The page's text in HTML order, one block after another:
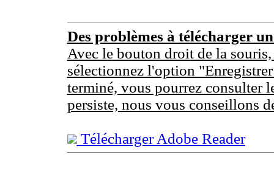
Des problèmes à télécharger
Avec le bouton droit de la
sélectionnez l'option
terminé, vous pourrez consulter
persiste, nous vous conseillons
Télécharger Adobe Reader